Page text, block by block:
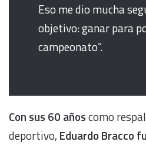
Eso me dio mucha
objetivo: ganar para
campeonato”.
Con sus 60 añoscomo
deportivo, Eduardo Bracco